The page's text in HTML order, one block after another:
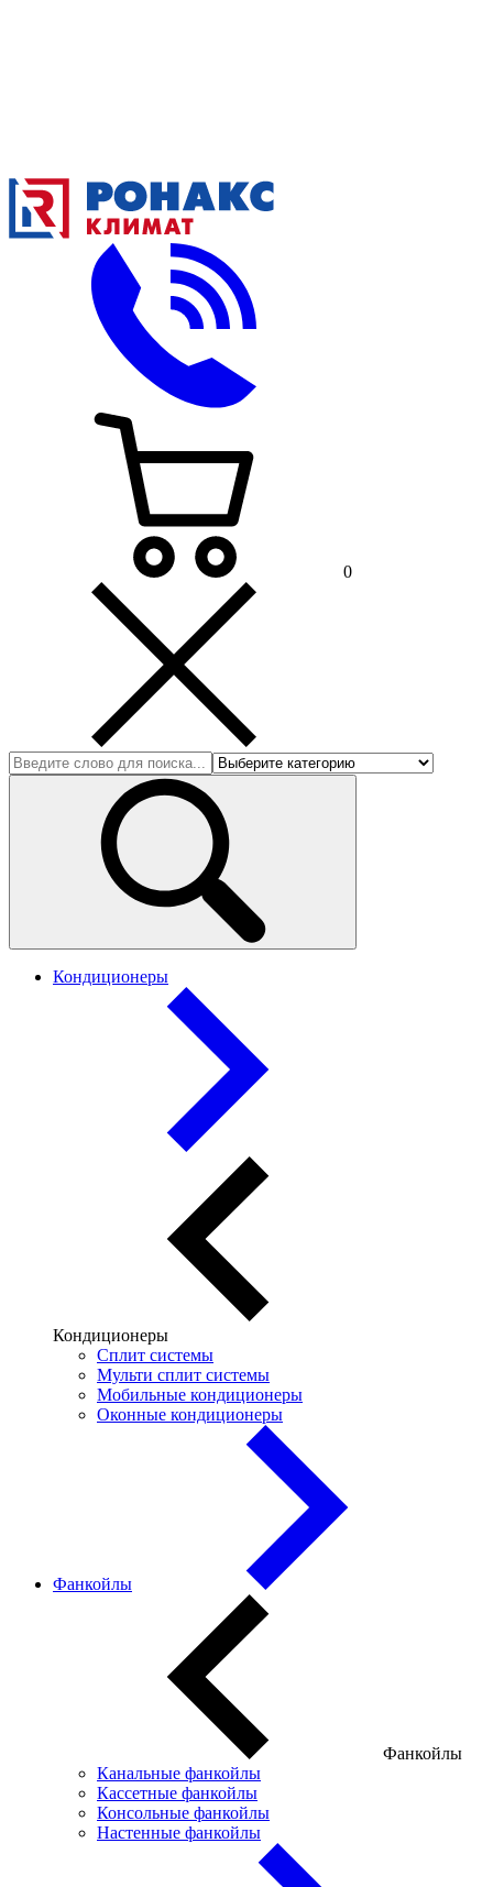
0
Кондиционеры
Кондиционеры
Сплит системы
Мульти сплит системы
Мобильные кондиционеры
Оконные кондиционеры
Фанкойлы
Фанкойлы
Канальные фанкойлы
Кассетные фанкойлы
Консольные фанкойлы
Настенные фанкойлы